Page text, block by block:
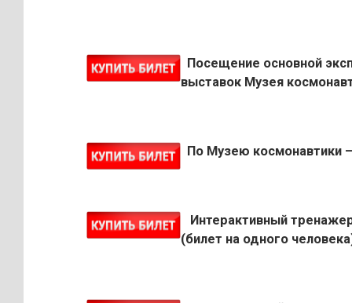
Посещение основной
выставок Музея
По Музею космонавтики
Интерактивный
(билет на одного